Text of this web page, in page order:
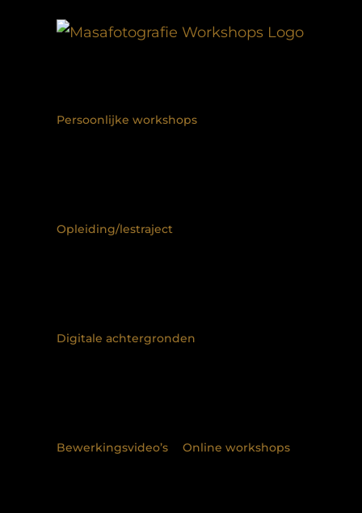
Persoonlijke workshops
Opleiding/lestraject
Digitale achtergronden
Bewerkingsvideo’s Online workshops